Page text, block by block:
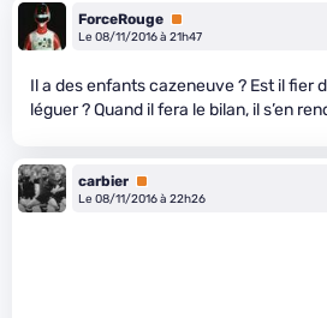
ForceRouge Premium
Le 08/11/2016 à 21h47
Il a des enfants cazeneuve ? Est il fier
léguer ? Quand il fera le bilan, il s’en
carbier Premium
Le 08/11/2016 à 22h26